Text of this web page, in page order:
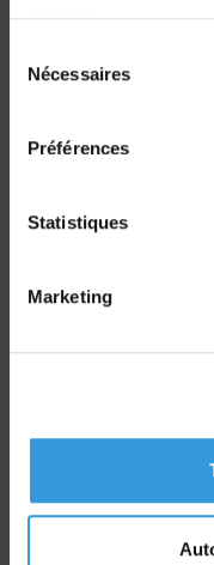
Nécessaires
Préférences
Statistiques
Marketing
F 27950 SAINT MARCEL